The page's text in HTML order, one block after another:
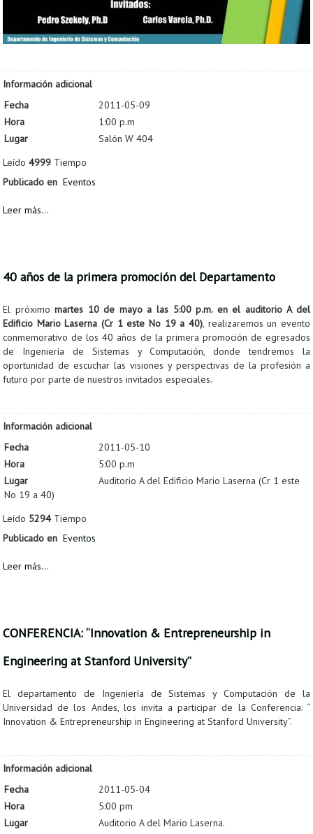
Información adicional
Fecha
2011-05-09
Hora
1:00 p.m
Lugar
Salón W 404
Leído 4999 Tiempo
Publicado en Eventos
Leer más...
40 años de la primera promoción del Departamento
El próximomartes 10 de mayo a las 5:00 p.m. en el auditorio A del
Edificio Mario Laserna (Cr 1 este No 19 a 40), realizaremos un evento
conmemorativo de los 40 años de la primera promoción de egresados
de Ingeniería de Sistemas y Computación, donde tendremos la
oportunidad de escuchar las visiones y perspectivas de la profesión a
futuro por parte de nuestros invitados especiales.
Información adicional
Fecha
2011-05-10
Hora
5:00 p.m
Lugar
Auditorio A del Edificio Mario Laserna (Cr 1 este
No 19 a 40)
Leído 5294Tiempo
Publicado en Eventos
Leer más...
CONFERENCIA: “Innovation & Entrepreneurship in
Engineering at Stanford University”
El departamento de Ingeniería de Sistemas y Computación de la
Universidad de los Andes, los invita a participar de la Conferencia: “
Innovation & Entrepreneurship in Engineering at Stanford University”.
Información adicional
Fecha
2011-05-04
Hora
5:00 pm
Lugar
Auditorio A del Mario Laserna.